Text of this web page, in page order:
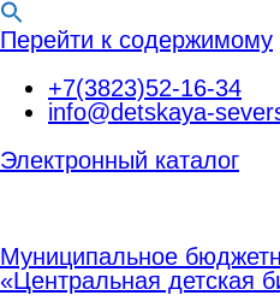
Перейти к содержимому
+7(3823)52-16-34
info@detskaya-
Электронный каталог
Муниципальное
«Центральная детская